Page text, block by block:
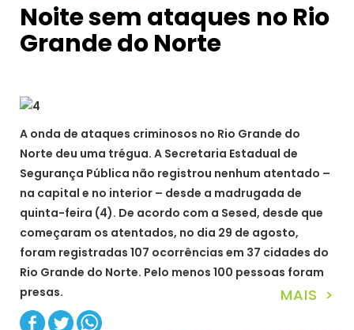
Noite sem ataques no Rio
Grande do Norte
A onda de ataques criminosos no Rio Grande do
Norte deu uma trégua. A Secretaria Estadual de
Segurança Pública não registrou nenhum atentado –
na capital e no interior – desde a madrugada de
quinta-feira (4). De acordo com a Sesed, desde que
começaram os atentados, no dia 29 de agosto,
foram registradas 107 ocorrências em 37 cidades do
Rio Grande do Norte. Pelo menos 100 pessoas foram
presas.
MAIS >